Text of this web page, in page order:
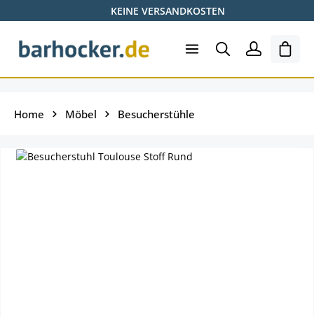
Zum Hauptinhalt springenKEINE VERSANDKOSTEN
Home Möbel Besucherstühle